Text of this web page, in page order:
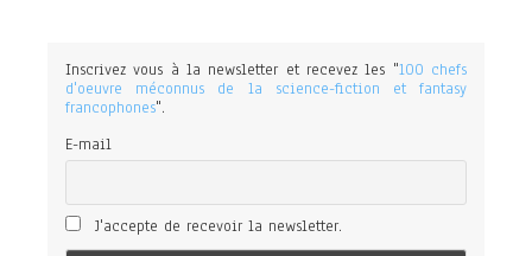
Inscrivez vous à la newsletter et recevez les "100 chefs
d'oeuvre méconnus de la science-fiction et fantasy
francophones".
E-mail
J'accepte de recevoir la newsletter.